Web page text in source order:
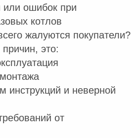
или ошибок при
котлов
жалуются покупатели?
это:
инструкций и неверной
от